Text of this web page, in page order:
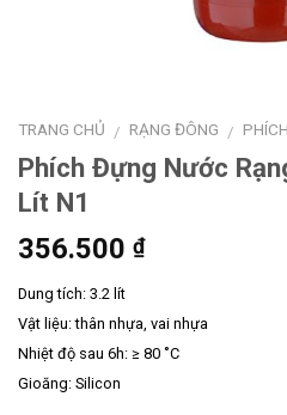
TRANG CHỦ / RẠNG ĐÔNG /
Phích Đựng Nước
Lít N1
356.500 ₫
Dung tích: 3.2 lít
Vật liệu: thân nhựa, vai nhựa
Nhiệt độ sau 6h: ≥ 80 ˚C
Gioăng: Silicon